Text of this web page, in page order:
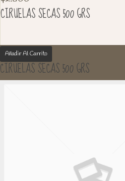
CIRUELAS SECAS 500 GRS
Añadir Al Carrito
CIRUELAS SECAS 500 GRS